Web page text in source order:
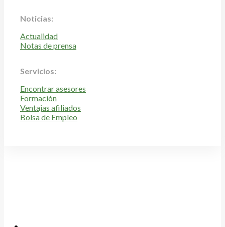
Noticias:
Actualidad
Notas de prensa
Servicios:
Encontrar asesores
Formación
Ventajas afiliados
Bolsa de Empleo